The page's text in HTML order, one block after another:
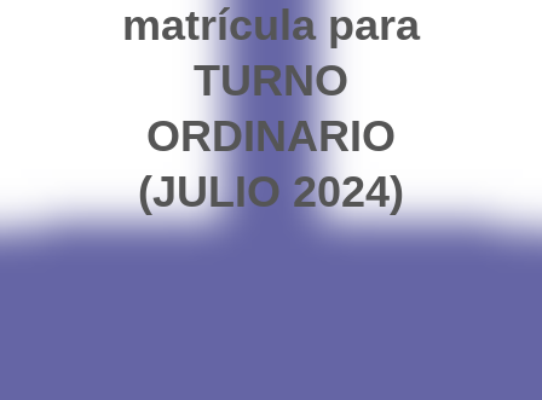
matrícula para
TURNO
ORDINARIO
(JULIO 2024)